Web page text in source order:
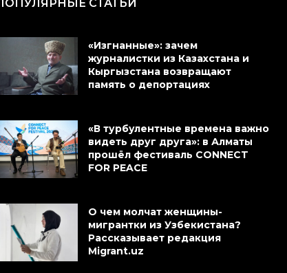
СТАТЬИ
«Изгнанные»: зачем
журналистки из Казахстана и
Кыргызстана возвращают
память о депортациях
«В турбулентные времена важно
видеть друг друга»: в Алматы
прошёл фестиваль CONNECT
FOR PEACE
О чем молчат женщины-
мигрантки из Узбекистана?
Рассказывает редакция
Migrant.uz